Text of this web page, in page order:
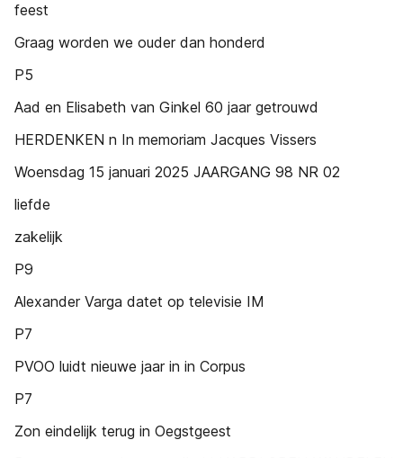
feest
Graag worden we ouder dan honderd
P5
Aad en Elisabeth van Ginkel 60 jaar getrouwd
HERDENKEN n In memoriam Jacques Vissers
Woensdag 15 januari 2025 JAARGANG 98 NR 02
liefde
zakelijk
P9
Alexander Varga datet op televisie IM
P7
PVOO luidt nieuwe jaar in in Corpus
P7
Zon eindelijk terug in Oegstgeest